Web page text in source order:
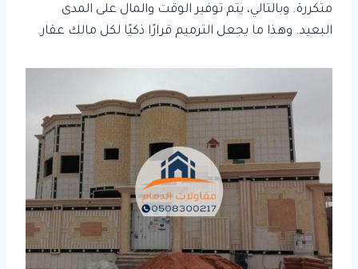
متكررة. وبالتالي، يتم توفير الوقت والمال على المدى
البعيد. وهذا ما يجعل الترميم قرارًا ذكيًا لكل مالك عقار.